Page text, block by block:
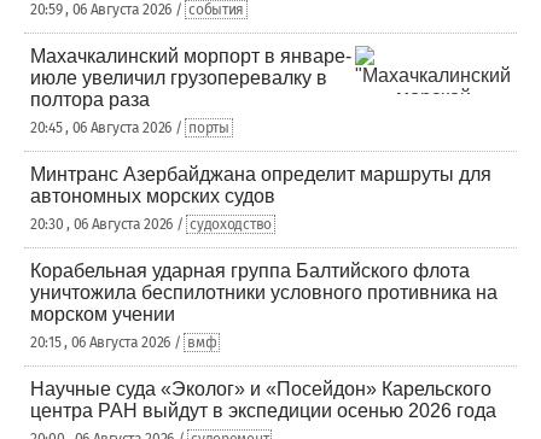
20:59 , 06 Августа 2026 / события
Махачкалинский морпорт в январе-
июле увеличил грузоперевалку в
полтора раза
20:45 , 06 Августа 2026 / порты
Минтранс Азербайджана определит маршруты для
автономных морских судов
20:30 , 06 Августа 2026 / судоходство
Корабельная ударная группа Балтийского флота
уничтожила беспилотники условного противника на
морском учении
20:15 , 06 Августа 2026 / вмф
Научные суда «Эколог» и «Посейдон» Карельского
центра РАН выйдут в экспедиции осенью 2026 года